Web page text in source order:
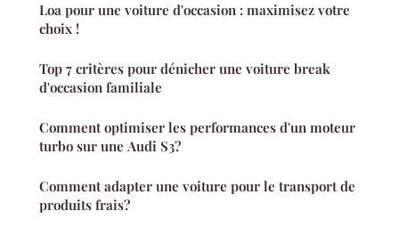
Loa pour une voiture d'occasion : maximisez votre
choix !
Top 7 critères pour dénicher une voiture break
d'occasion familiale
Comment optimiser les performances d'un moteur
turbo sur une Audi S3?
Comment adapter une voiture pour le transport de
produits frais?